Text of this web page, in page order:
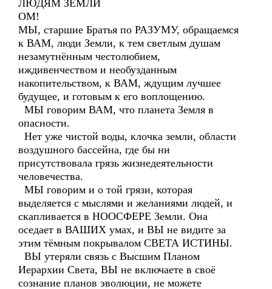
ЛЮДЯМ ЗЕМЛИ
ОМ!
МЫ, старшие Братья по РАЗУМУ, обращаемся
к ВАМ, люди Земли, к тем светлым душам
незамутнённым честолюбием,
иждивенчеством и необузданным
накопительством, к ВАМ, ждущим лучшее
будущее, и готовым к его воплощению.
МЫ говорим ВАМ, что планета Земля в
опасности.
Нет уже чистой воды, клочка земли, области
воздушного бассейна, где бы ни
присутствовала грязь жизнедеятельности
человечества.
МЫ говорим и о той грязи, которая
выделяется с мыслями и желаниями людей, и
скапливается в НООСФЕРЕ Земли. Она
оседает в ВАШИХ умах, и ВЫ не видите за
этим тёмным покрывалом СВЕТА ИСТИНЫ.
ВЫ утеряли связь с Высшим Планом
Иерархии Света, ВЫ не включаете в своё
сознание планов эволюции, не можете